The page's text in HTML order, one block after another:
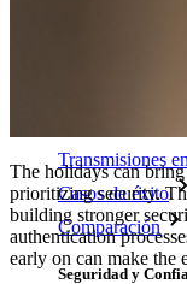
Transmisiones
Casos de éxito
Comparación
Seguridad y
The holidays can
prioritizing security.
building stronger
authentication
early on can make the